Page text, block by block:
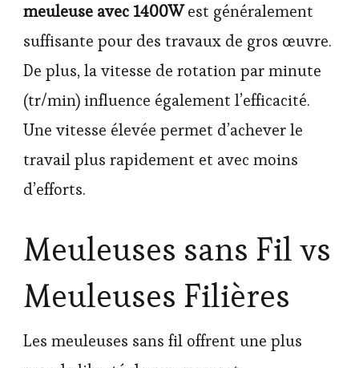
meuleuse avec 1400West généralement
suffisante pour des travaux de gros œuvre.
De plus, la vitesse de rotation par minute
(tr/min) influence également l’efficacité.
Une vitesse élevée permet d’achever le
travail plus rapidement et avec moins
d’efforts.
Meuleuses sans Fil vs
Meuleuses Filières
Les meuleuses sans fil offrent une plus